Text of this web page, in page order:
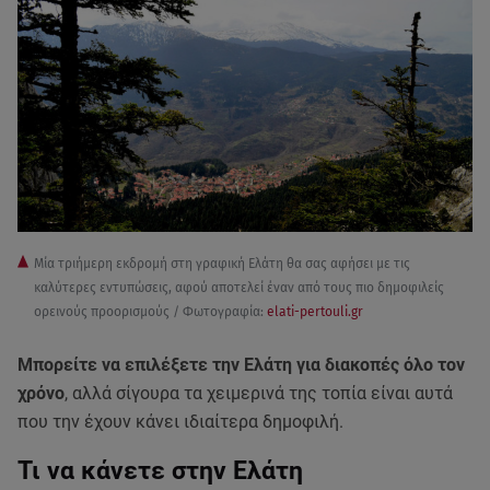
Μία τριήμερη εκδρομή στη γραφική Ελάτη θα σας αφήσει με τις
καλύτερες εντυπώσεις, αφού αποτελεί έναν από τους πιο δημοφιλείς
ορεινούς προορισμούς / Φωτογραφία: elati-pertouli.gr
Μπορείτε να επιλέξετε την Ελάτη για διακοπές όλο τον
χρόνο, αλλά σίγουρα τα χειμερινά της τοπία είναι αυτά
που την έχουν κάνει ιδιαίτερα δημοφιλή.
Τι να κάνετε στην Ελάτη